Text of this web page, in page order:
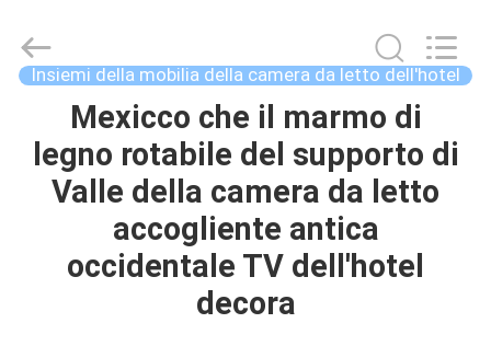
CASA
PRODOTTI
CIRCA
Rights
Insiemi della mobilia della camera da letto dell'hotel
Mexicco che il marmo di
legno rotabile del supporto di
Valle della camera da letto
accogliente antica
occidentale TV dell'hotel
decora